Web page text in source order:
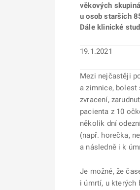
věkových
u osob starších
Dále klinické
19.1.2021
Mezi nejčastěji
a zimnice, bolest
zvracení,
pacienta z 10
několik dní
(např. horečka,
a následně i k
Je možné, že
i úmrtí, u kterých